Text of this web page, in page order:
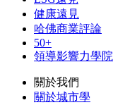
健康遠見
哈佛商業評論
50+
領導影響力學院
關於我們
關於城市學